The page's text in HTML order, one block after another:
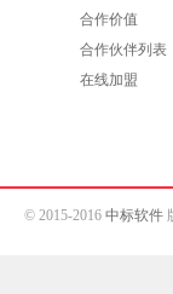
合作价值
合作伙伴列表
在线加盟
© 2015-2016 中标软件